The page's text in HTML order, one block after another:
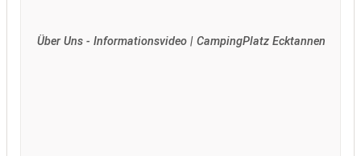
Über Uns - Informationsvideo | CampingPlatz Ecktannen